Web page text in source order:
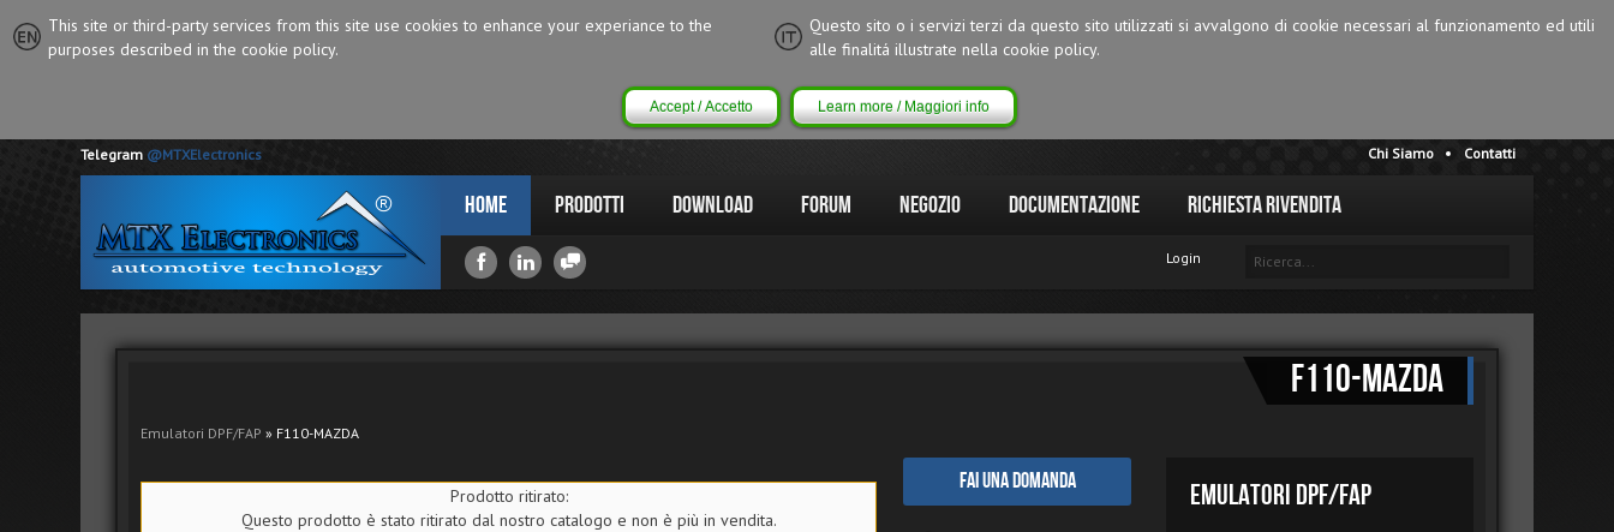
This site or third-party services from this site use cookies to enhance your experiance to the
purposes described in the cookie policy.
Questo sito o i servizi terzi da questo sito utilizzati si avvalgono di cookie necessari al funzionamento ed utili
alle finalitá illustrate nella cookie policy.
Accept / Accetto Learn more / Maggiori info
Telegram @MTXElectronics Chi Siamo Contatti
Home Prodotti Download Forum Negozio Documentazione Richiesta Rivendita
Login
F110-MAZDA
Emulatori DPF/FAP » F110-MAZDA
Prodotto ritirato:
Questo prodotto è stato ritirato dal nostro catalogo e non è più in vendita.
Fai una domanda Emulatori DPF/FAP